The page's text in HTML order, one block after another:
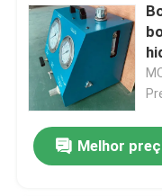
Bomba
Bomba elétrica
Dispositivo do
Melhor